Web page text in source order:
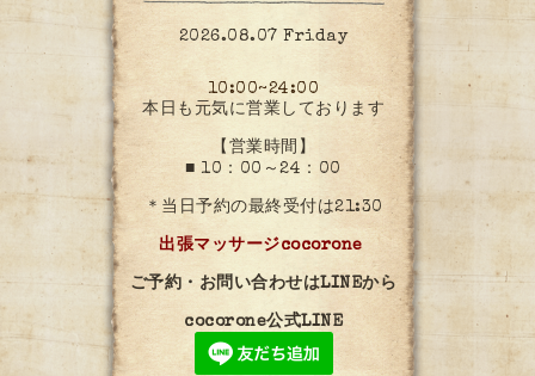
2026.08.07 Friday
10:00~24:00
本日も元気に営業しております
【営業時間】
■ 10：00～24：00
＊当日予約の最終受付は21:30
出張マッサージcocorone
ご予約・お問い合わせはLINEから
cocorone公式LINE